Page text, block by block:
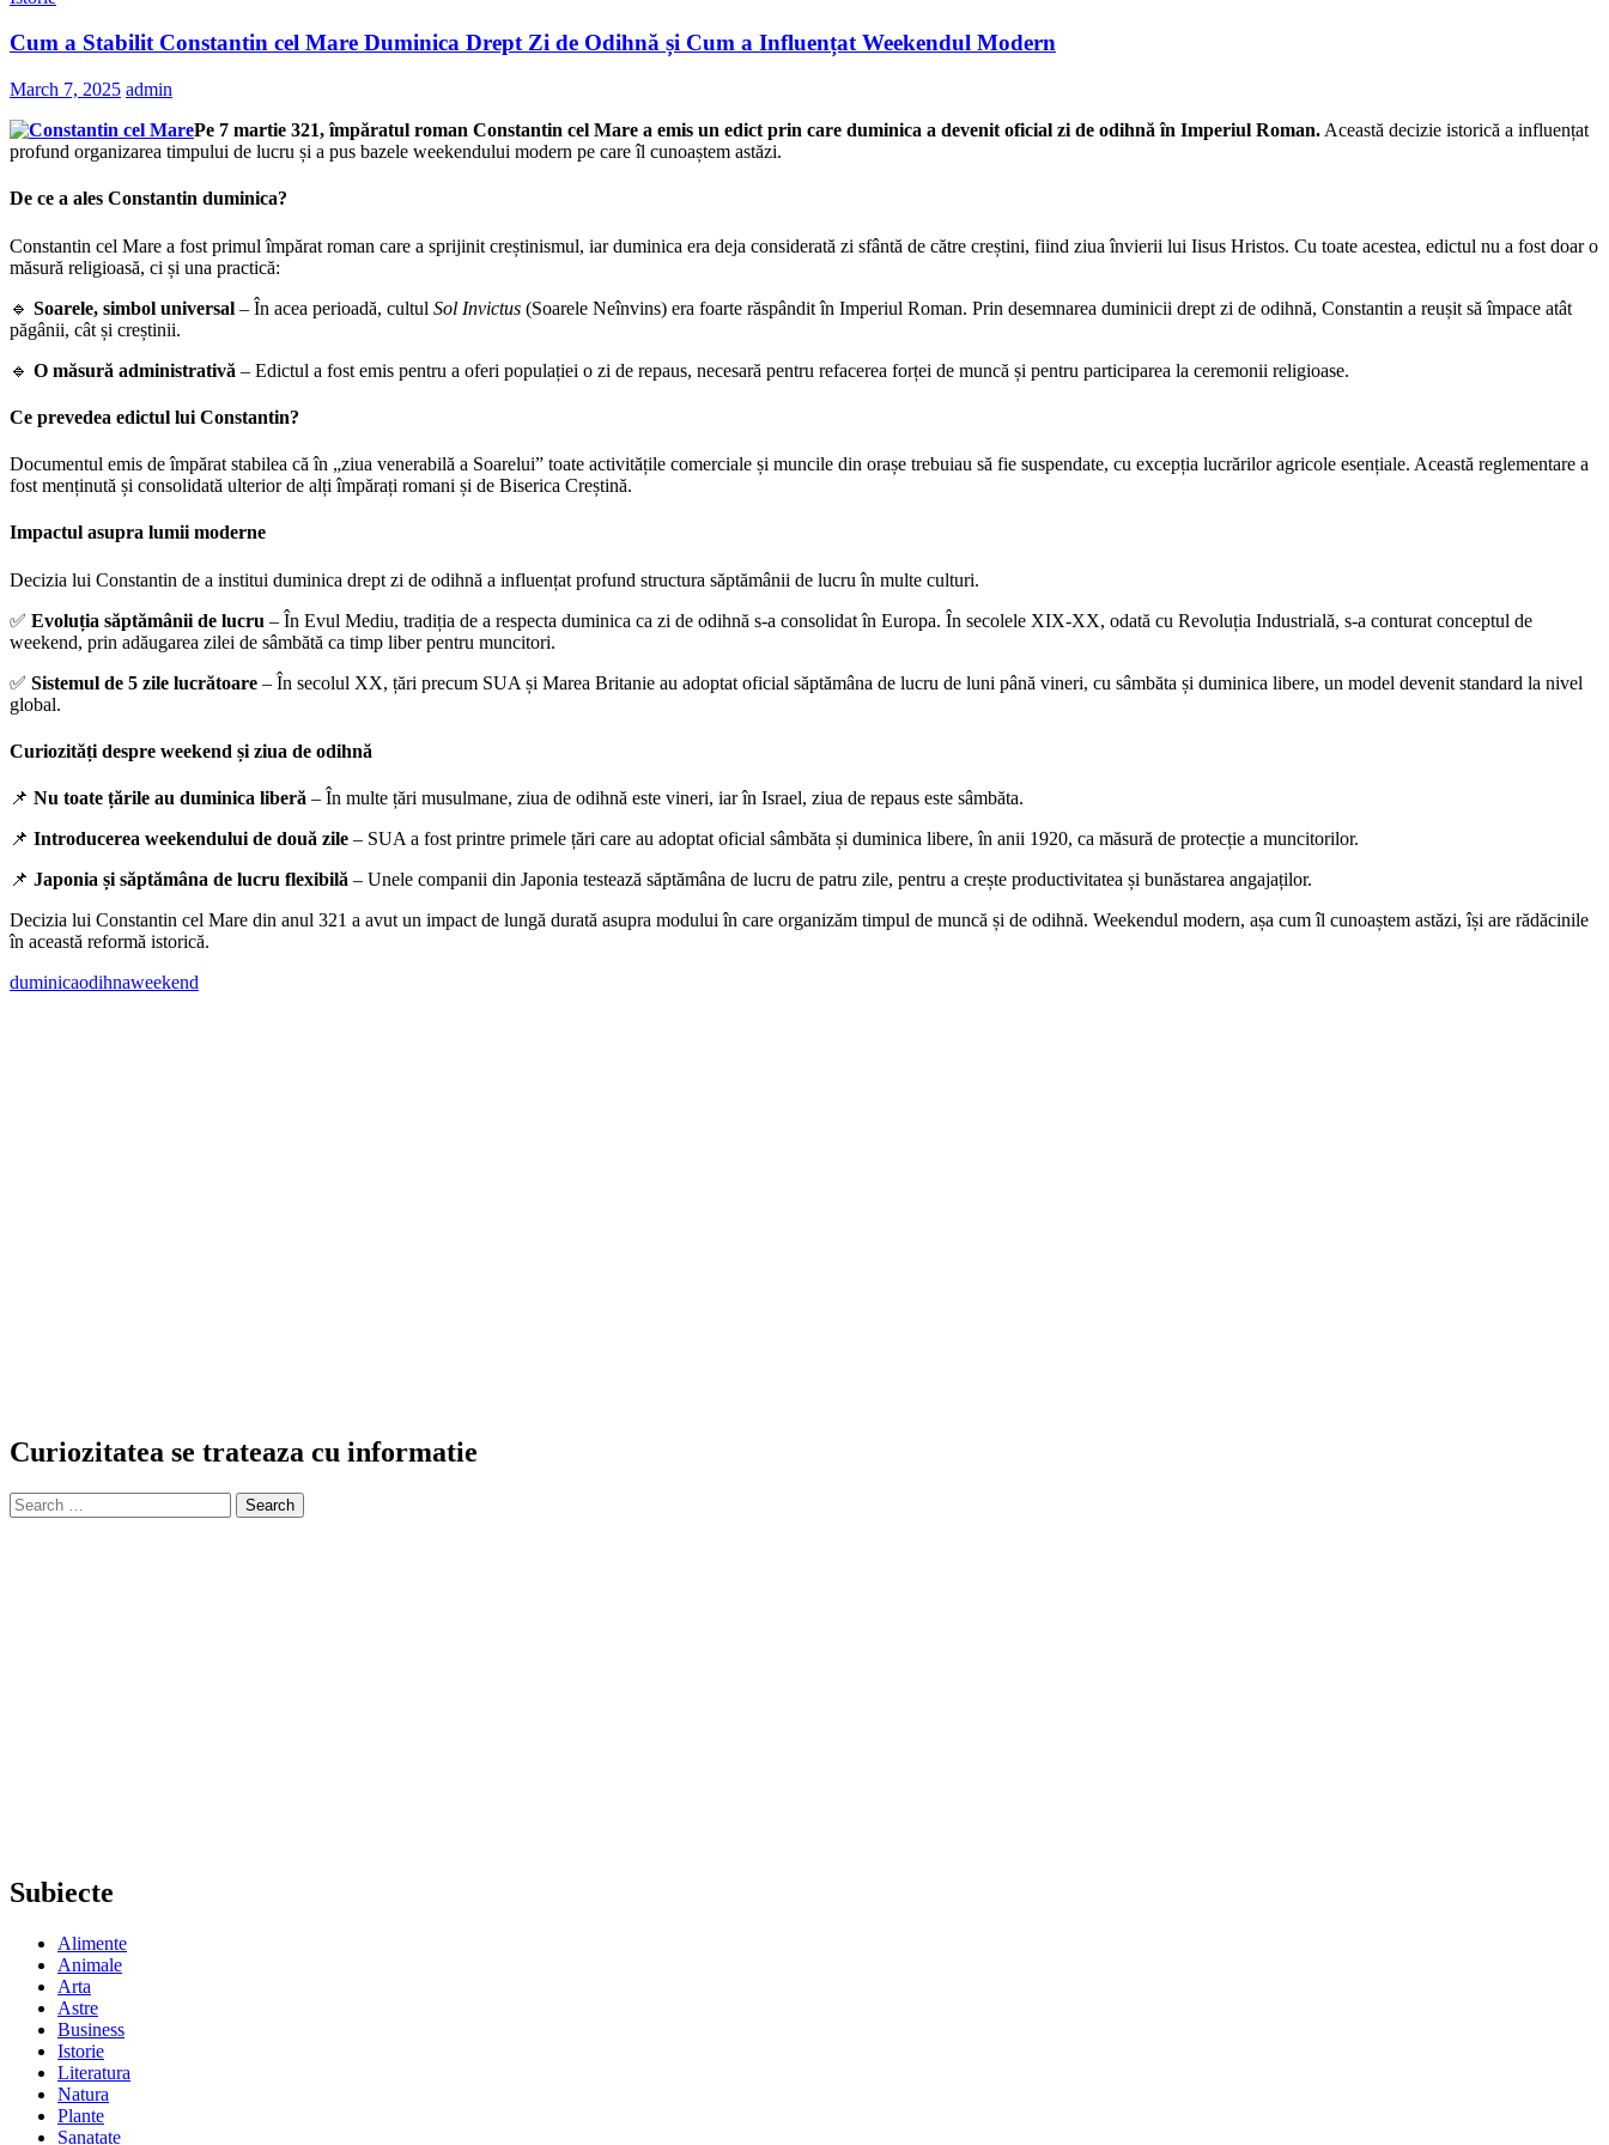
Cum a Stabilit Constantin cel Mare Duminica Drept Zi de Odihnă și Cum a Influențat Weekendul Modern
March 7, 2025 admin
Pe 7 martie 321, împăratul roman Constantin cel Mare a emis un edict prin care duminica a devenit oficial zi de odihnă în Imperiul Roman. Această decizie istorică a influențat
profund organizarea timpului de lucru și a pus bazele weekendului modern pe care îl cunoaștem astăzi.
De ce a ales Constantin duminica?
Constantin cel Mare a fost primul împărat roman care a sprijinit creștinismul, iar duminica era deja considerată zi sfântă de către creștini, fiind ziua învierii lui Iisus Hristos. Cu toate acestea, edictul nu a fost doar o
măsură religioasă, ci și una practică:
🔹 Soarele, simbol universal – În acea perioadă, cultul Sol Invictus (Soarele Neînvins) era foarte răspândit în Imperiul Roman. Prin desemnarea duminicii drept zi de odihnă, Constantin a reușit să împace atât
păgânii, cât și creștinii.
🔹 O măsură administrativă – Edictul a fost emis pentru a oferi populației o zi de repaus, necesară pentru refacerea forței de muncă și pentru participarea la ceremonii religioase.
Ce prevedea edictul lui Constantin?
Documentul emis de împărat stabilea că în „ziua venerabilă a Soarelui” toate activitățile comerciale și muncile din orașe trebuiau să fie suspendate, cu excepția lucrărilor agricole esențiale. Această reglementare a
fost menținută și consolidată ulterior de alți împărați romani și de Biserica Creștină.
Impactul asupra lumii moderne
Decizia lui Constantin de a institui duminica drept zi de odihnă a influențat profund structura săptămânii de lucru în multe culturi.
✅ Evoluția săptămânii de lucru – În Evul Mediu, tradiția de a respecta duminica ca zi de odihnă s-a consolidat în Europa. În secolele XIX-XX, odată cu Revoluția Industrială, s-a conturat conceptul de
weekend, prin adăugarea zilei de sâmbătă ca timp liber pentru muncitori.
✅ Sistemul de 5 zile lucrătoare – În secolul XX, țări precum SUA și Marea Britanie au adoptat oficial săptămâna de lucru de luni până vineri, cu sâmbăta și duminica libere, un model devenit standard la nivel
global.
Curiozități despre weekend și ziua de odihnă
📌 Nu toate țările au duminica liberă – În multe țări musulmane, ziua de odihnă este vineri, iar în Israel, ziua de repaus este sâmbăta.
📌 Introducerea weekendului de două zile – SUA a fost printre primele țări care au adoptat oficial sâmbăta și duminica libere, în anii 1920, ca măsură de protecție a muncitorilor.
📌 Japonia și săptămâna de lucru flexibilă – Unele companii din Japonia testează săptămâna de lucru de patru zile, pentru a crește productivitatea și bunăstarea angajaților.
Decizia lui Constantin cel Mare din anul 321 a avut un impact de lungă durată asupra modului în care organizăm timpul de muncă și de odihnă. Weekendul modern, așa cum îl cunoaștem astăzi, își are rădăcinile
în această reformă istorică.
duminicaodihnaweekend
Curiozitatea se trateaza cu informatie
Search
for:
Subiecte
Alimente
Animale
Arta
Astre
Business
Istorie
Literatura
Natura
Plante
Sanatate